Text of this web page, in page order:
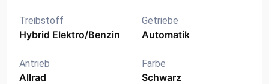
Treibstoff
Hybrid Elektro/Benzin
Getriebe
Automatik
Antrieb
Allrad
Farbe
Schwarz